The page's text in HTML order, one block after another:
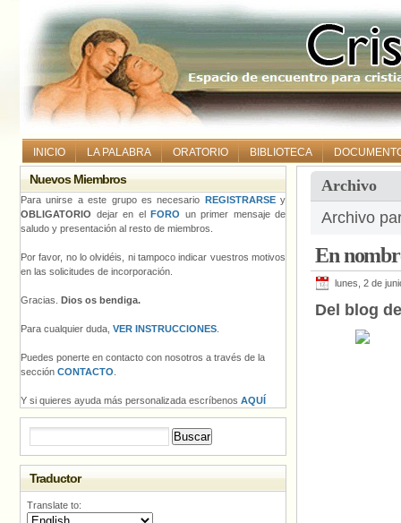
INICIO LA PALABRA ORATORIO BIBLIOTECA
Archivo
Archivo
En
lunes, 2 de
Del blog
Nuevos Miembros
Para unirse a este grupo es necesario REGISTRARSEy
OBLIGATORIO dejar en el FORO un primer mensaje de
saludo y presentación al resto de miembros.
Por favor, no lo olvidéis, ni tampoco indicar vuestros motivos
en las solicitudes de incorporación.
Gracias. Dios os bendiga.
Para cualquier duda, VER INSTRUCCIONES
Puedes ponerte en contacto con nosotros a través de la
sección CONTACTO
Y si quieres ayuda más personalizada escríbenos AQUÍ
Traductor
Translate to: